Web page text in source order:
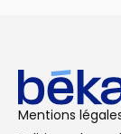
Mentions